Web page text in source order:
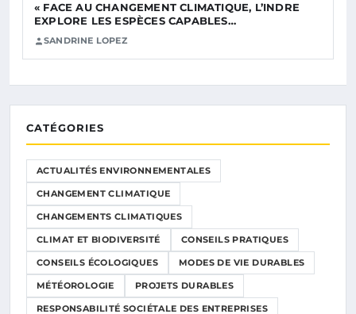
« FACE AU CHANGEMENT CLIMATIQUE, L’INDRE
EXPLORE LES ESPÈCES CAPABLES…
SANDRINE LOPEZ
CATÉGORIES
ACTUALITÉS ENVIRONNEMENTALES
CHANGEMENT CLIMATIQUE
CHANGEMENTS CLIMATIQUES
CLIMAT ET BIODIVERSITÉ CONSEILS PRATIQUES
CONSEILS ÉCOLOGIQUES MODES DE VIE DURABLES
MÉTÉOROLOGIE PROJETS DURABLES
RESPONSABILITÉ SOCIÉTALE DES ENTREPRISES